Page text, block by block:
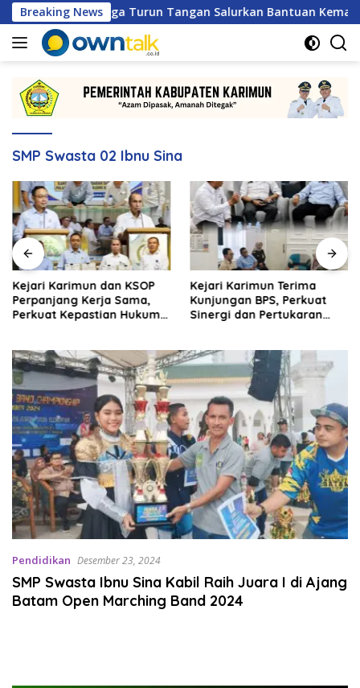
Langsung
ke
konten
Breaking News
Niaga Turun Tangan Salurkan Bantuan Kemanusiaan
SMP Swasta 02 Ibnu Sina
Kejari Karimun dan KSOP
Perpanjang Kerja Sama,
Perkuat Kepastian Hukum
Kejari Karimun Terima
Kunjungan BPS, Perkuat
Sinergi dan Pertukaran
Pendidikan Desember 23, 2024
SMP Swasta Ibnu Sina Kabil Raih Juara I di Ajang
Batam Open Marching Band 2024